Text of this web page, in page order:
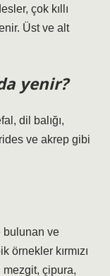
çok kıllı
Üst ve alt
yenir?
dil balığı,
ve akrep gibi
bulunan ve
örnekler kırmızı
mezgit, çipura,